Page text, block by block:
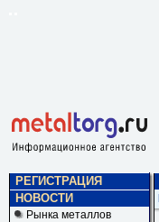
РЕГИСТРАЦИЯ
НОВОСТИ
Рынка металлов